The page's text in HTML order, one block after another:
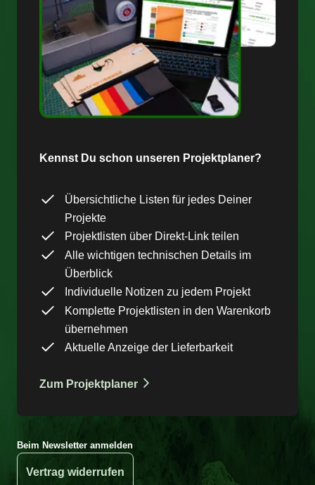
Kennst Du schon unseren Projektplaner?
Übersichtliche Listen für jedes Deiner
Projekte
Projektlisten über Direkt-Link teilen
Alle wichtigen technischen Details im
Überblick
Individuelle Notizen zu jedem Projekt
Komplette Projektlisten in den Warenkorb
übernehmen
Aktuelle Anzeige der Lieferbarkeit
Zum Projektplaner
Beim Newsletter anmelden
Vertrag widerrufen